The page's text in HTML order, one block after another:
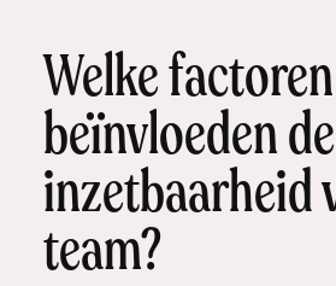
Welke factoren
beïnvloeden de
inzetbaarheid
team?